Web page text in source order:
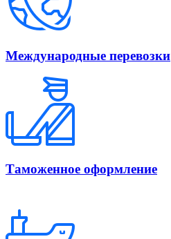
Международные перевозки
Таможенное оформление